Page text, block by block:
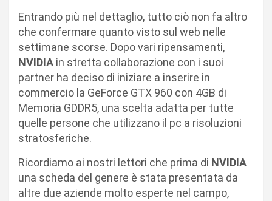
Entrando più nel dettaglio, tutto ciò non fa altro
che confermare quanto visto sul web nelle
settimane scorse. Dopo vari ripensamenti,
NVIDIA in stretta collaborazione con i suoi
partner ha deciso di iniziare a inserire in
commercio la GeForce GTX 960 con 4GB di
Memoria GDDR5, una scelta adatta per tutte
quelle persone che utilizzano il pc a risoluzioni
stratosferiche.
Ricordiamo ai nostri lettori che prima di NVIDIA
una scheda del genere è stata presentata da
altre due aziende molto esperte nel campo,